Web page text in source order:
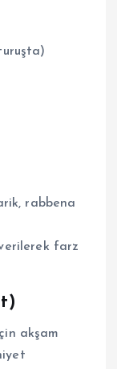
rabbena
farz
akşam